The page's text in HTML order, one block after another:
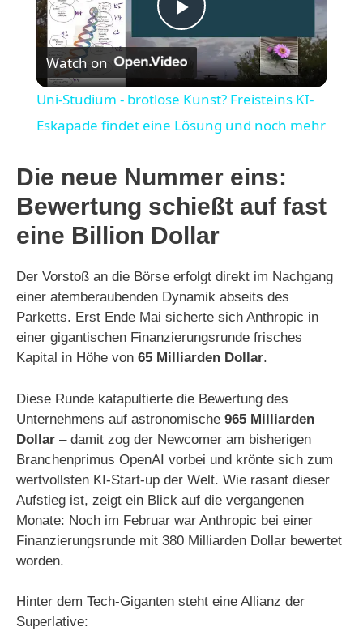
P
l
a
y
V
i
d
e
o
Watch on
Uni-Studium - brotlose Kunst? Freisteins KI-
Eskapade findet eine Lösung und noch mehr
Die neue Nummer eins:
Bewertung schießt auf fast
eine Billion Dollar
Der Vorstoß an die Börse erfolgt direkt im Nachgang
einer atemberaubenden Dynamik abseits des
Parketts. Erst Ende Mai sicherte sich Anthropic in
einer gigantischen Finanzierungsrunde frisches
Kapital in Höhe von 65 Milliarden Dollar.
Diese Runde katapultierte die Bewertung des
Unternehmens auf astronomische 965 Milliarden
Dollar – damit zog der Newcomer am bisherigen
Branchenprimus OpenAI vorbei und krönte sich zum
wertvollsten KI-Start-up der Welt. Wie rasant dieser
Aufstieg ist, zeigt ein Blick auf die vergangenen
Monate: Noch im Februar war Anthropic bei einer
Finanzierungsrunde mit 380 Milliarden Dollar bewertet
worden.
Hinter dem Tech-Giganten steht eine Allianz der
Superlative: